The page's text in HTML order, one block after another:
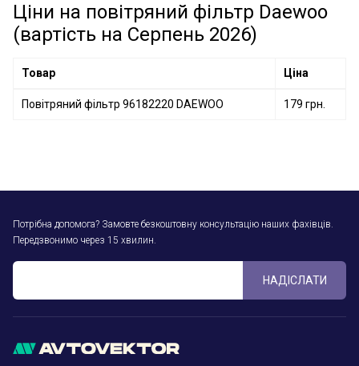
Ціни на повітряний фільтр Daewoo
(вартість на Серпень 2026)
Товар Ціна
Повітряний фільтр 96182220 DAEWOO 179 грн.
Потрібна допомога? Замовте безкоштовну консультацію наших фахівців.
Передзвонимо через 15 хвилин.
НАДІСЛАТИ